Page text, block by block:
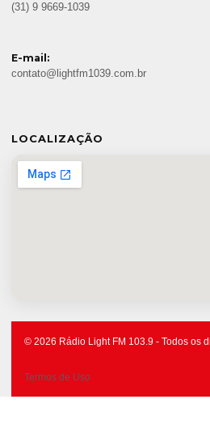
(31) 9 9669-1039
E-mail:
contato@lightfm1039.com.br
LOCALIZAÇÃO
© 2026 Rádio Light FM 103.9 - Todos os
Termos de Uso